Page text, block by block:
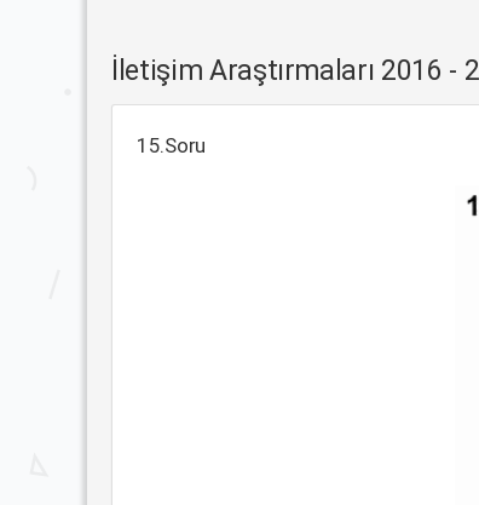
İletişim Araştırmaları 2016 -
15.Soru